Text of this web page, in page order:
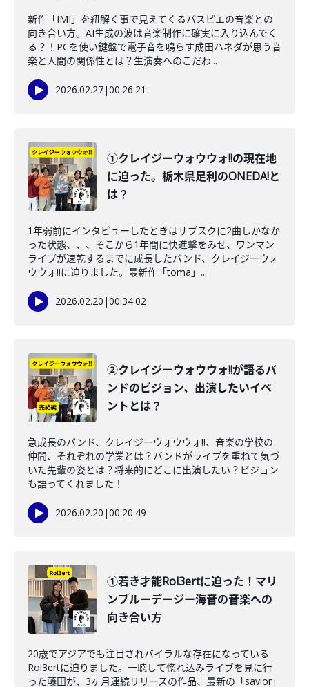
新作「IMI」を紐解く事で見えてくるパスピエの音楽との
向き合い方。AI生成の波は音楽制作に確実に入り込んでく
る？！PCを使い鍵盤で電子音を鳴らす成田ハネダが思う音
楽と人間の関係性とは？生演奏へのこだわ...
2026.02.27|00:26:21
①クレイジーウォウウォ!!の現在地
に迫った。栃木県足利のONEDA!と
は？
1年弱前にインタビューしたときはサブスクに2曲しかなか
った状態、、、そこから1年間に快進撃をみせ、ワンマン
ライブが速乾するまでに成長したバンド、クレイジーウォ
ウウォ!!に迫りました。最新作「toma」...
2026.02.20 |00:34:02
②クレイジーウォウウォ!!が語るバ
ンドのビジョン、出演したいイベ
ントとは？
急成長のバンド、クレイジーウォウウォ!!、音楽の学校の
仲間、それぞれの学業とは？バンドがライブを重ねて気づ
いた先輩の姿とは？将来的にどこに出演したい？ビジョン
も語ってくれました！
2026.02.20 |00:20:49
①若き才能Rol3ertに迫った！マリ
ンブルーデージー海音の音楽への
向き合い方
20歳でアジアでも注目されバイラルな存在になっている
Rol3ertに迫りました。一聴して惚れ込みライブを見に行
った藤田が、3ヶ月連続リリースの作品、最新の「savior」